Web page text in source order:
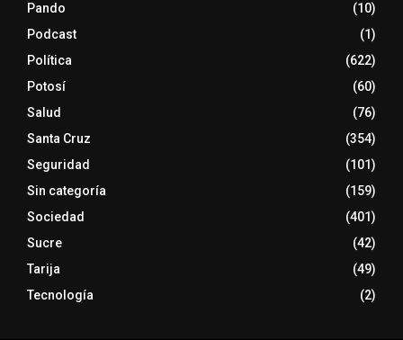
Pando
(10)
Podcast
(1)
Política
(622)
Potosí
(60)
Salud
(76)
Santa Cruz
(354)
Seguridad
(101)
Sin categoría
(159)
Sociedad
(401)
Sucre
(42)
Tarija
(49)
Tecnología
(2)